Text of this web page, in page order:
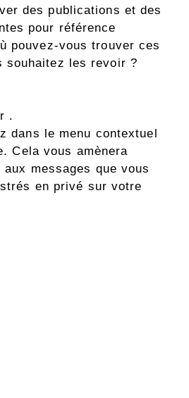
des publications et des
pour référence
pouvez-vous trouver ces
souhaitez les revoir ?
.
dans le menu contextuel
Cela vous amènera
messages que vous
en privé sur votre